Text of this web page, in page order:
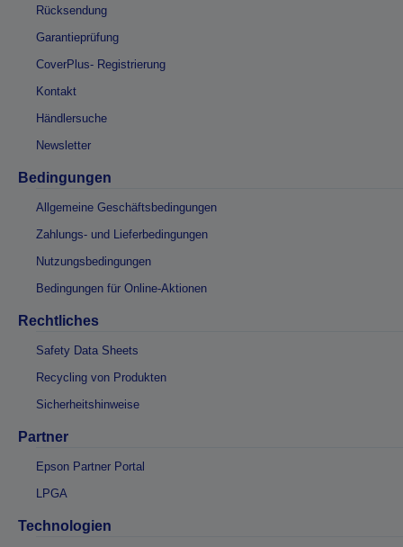
Rücksendung
Garantieprüfung
CoverPlus- Registrierung
Kontakt
Händlersuche
Newsletter
Bedingungen
Allgemeine Geschäftsbedingungen
Zahlungs- und Lieferbedingungen
Nutzungsbedingungen
Bedingungen für Online-Aktionen
Rechtliches
Safety Data Sheets
Recycling von Produkten
Sicherheitshinweise
Partner
Epson Partner Portal
LPGA
Technologien